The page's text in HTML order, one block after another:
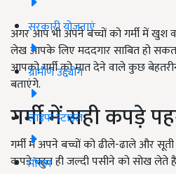
सरकारी योजनाएं
ग्रामीण उद्द्योग
लाइफ स्टाइल
मौसम
अगर आप भी अपने बच्चों को गर्मी में खुश
लेख आपके लिए मददगार साबित हो
आपको गर्मी को मात देने वाले कुछ
बताएंगे.
गर्मी में सही कपड़े
गर्मी में अपने बच्चों को ढीले-ढाले और
कपड़े बहुत ही जल्दी पसीने को सोख लेते